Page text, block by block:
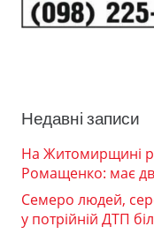
Недавні записи
На Житомирщині
Ромащенко: має
Семеро людей,
у потрійній ДТП